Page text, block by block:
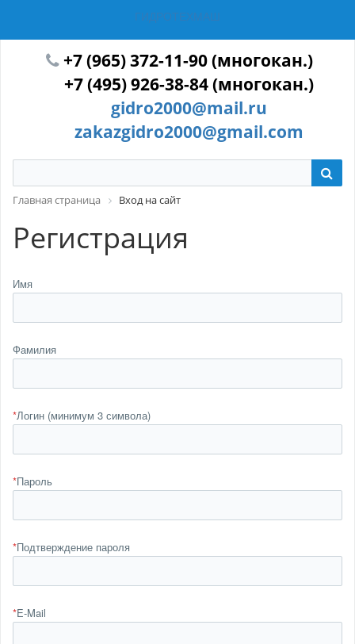
ГИДРОТЕХМАШ
+7 (965) 372-11-90 (многокан.)
+7 (495) 926-38-84 (многокан.)
gidro2000@mail.ru
zakazgidro2000@gmail.com
Главная страница Вход на сайт
Регистрация
Имя
Фамилия
*Логин (минимум 3 символа)
*Пароль
*Подтверждение пароля
*E-Mail